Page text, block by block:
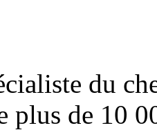
du
plus de 10